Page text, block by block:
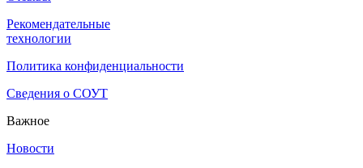
Рекомендательные
технологии
Политика конфиденциальности
Сведения о СОУТ
Важное
Новости